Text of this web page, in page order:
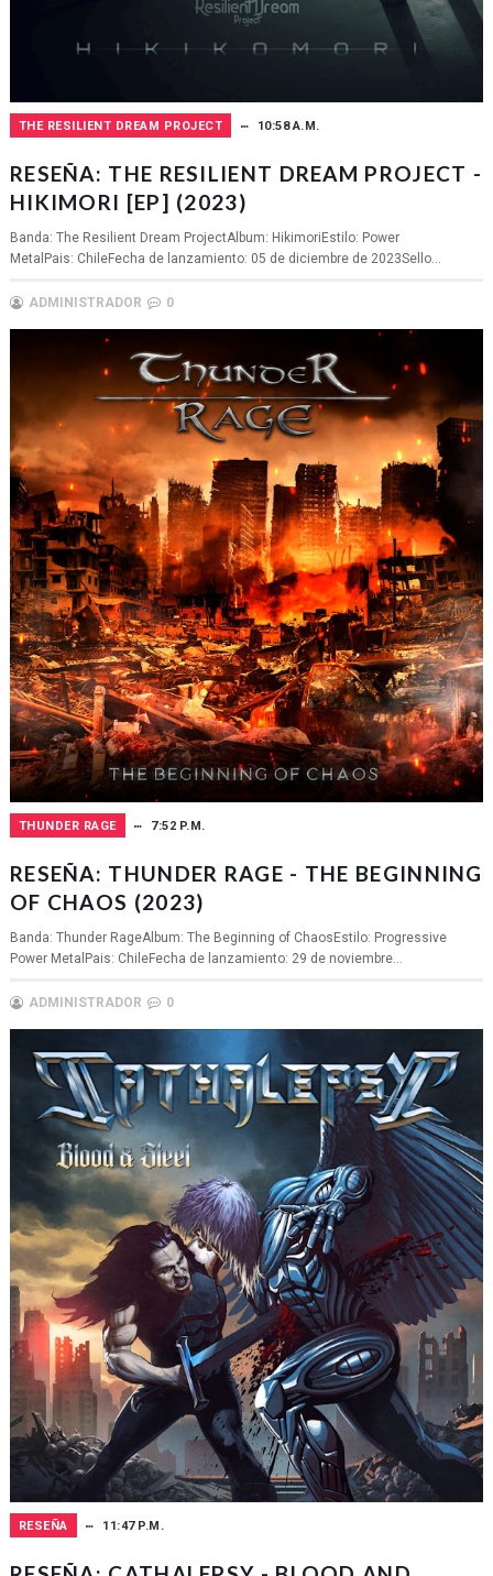
THE RESILIENT DREAM PROJECT 10:58 A.M.
RESEÑA: THE RESILIENT DREAM PROJECT -
HIKIMORI [EP] (2023)
Banda: The Resilient Dream ProjectAlbum: HikimoriEstilo: Power
MetalPais: ChileFecha de lanzamiento: 05 de diciembre de 2023Sello...
ADMINISTRADOR 0
THUNDER RAGE 7:52 P.M.
RESEÑA: THUNDER RAGE - THE BEGINNING
OF CHAOS (2023)
Banda: Thunder RageAlbum: The Beginning of ChaosEstilo: Progressive
Power MetalPais: ChileFecha de lanzamiento: 29 de noviembre...
ADMINISTRADOR 0
RESEÑA 11:47 P.M.